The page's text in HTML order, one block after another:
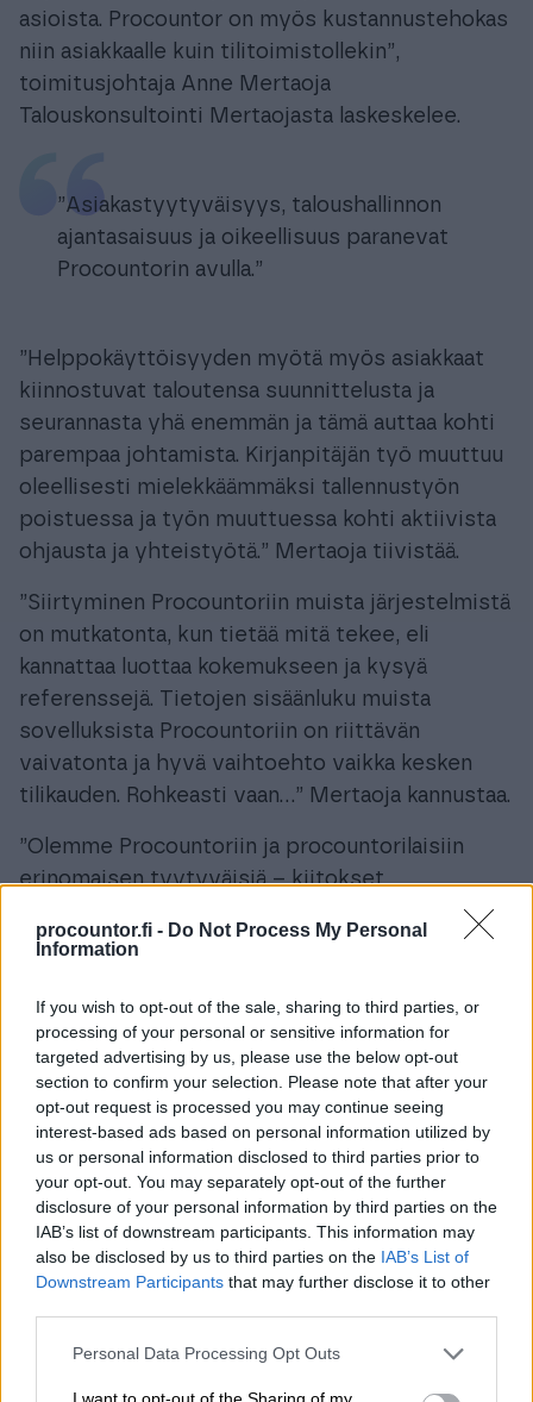
procountor.fi - Do Not Process My Personal
Information
If you wish to opt-out of the sale, sharing to third parties, or
processing of your personal or sensitive information for
targeted advertising by us, please use the below opt-out
section to confirm your selection. Please note that after your
opt-out request is processed you may continue seeing
interest-based ads based on personal information utilized by
us or personal information disclosed to third parties prior to
your opt-out. You may separately opt-out of the further
disclosure of your personal information by third parties on the
IAB’s list of downstream participants. This information may
also be disclosed by us to third parties on the IAB’s List of
Downstream Participants that may further disclose it to other
Please note that this website/app uses one or more Google
not limited to your visit or usage behaviour. You may click to
Personal Data Processing Opt Outs
I want to opt-out of the Sharing of my
asioista. Procountor on myös kustannustehokas
niin asiakkaalle kuin tilitoimistollekin”,
toimitusjohtaja Anne Mertaoja
Talouskonsultointi Mertaojasta laskeskelee.
”Asiakastyytyväisyys, taloushallinnon
ajantasaisuus ja oikeellisuus paranevat
Procountorin avulla.”
”Helppokäyttöisyyden myötä myös asiakkaat
kiinnostuvat taloutensa suunnittelusta ja
seurannasta yhä enemmän ja tämä auttaa kohti
parempaa johtamista. Kirjanpitäjän työ muuttuu
oleellisesti mielekkäämmäksi tallennustyön
poistuessa ja työn muuttuessa kohti aktiivista
ohjausta ja yhteistyötä.” Mertaoja tiivistää.
”Siirtyminen Procountoriin muista järjestelmistä
on mutkatonta, kun tietää mitä tekee, eli
kannattaa luottaa kokemukseen ja kysyä
referenssejä. Tietojen sisäänluku muista
sovelluksista Procountoriin on riittävän
vaivatonta ja hyvä vaihtoehto vaikka kesken
tilikauden. Rohkeasti vaan…” Mertaoja kannustaa.
”Olemme Procountoriin ja procountorilaisiin
erinomaisen tyytyväisiä – kiitokset
Tilitoimisto, mikäli harkitsette Procountorin
referenssin antajaan kuullaksenne lisää heidän
kokemuksistaan Procountorin käytössä:
Anne Mertaoja
Talouskonsultointi Mertaoja Oy
www.mertaoja.com